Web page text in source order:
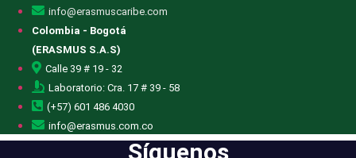
info@erasmuscaribe.com
Colombia - Bogotá
(ERASMUS S.A.S)
Calle 39 # 19 - 32
Laboratorio: Cra. 17 # 39 - 58
(+57) 601 486 4030
info@erasmus.com.co
Síguenos